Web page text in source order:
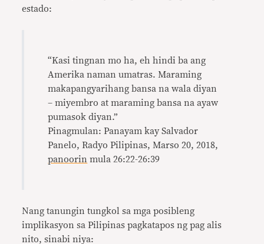
estado:
“Kasi tingnan mo ha, eh hindi ba ang
Amerika naman umatras. Maraming
makapangyarihang bansa na wala diyan
– miyembro at maraming bansa na ayaw
pumasok diyan.”
Pinagmulan: Panayam kay Salvador
Panelo, Radyo Pilipinas, Marso 20, 2018,
panoorin mula 26:22-26:39
Nang tanungin tungkol sa mga posibleng
implikasyon sa Pilipinas pagkatapos ng pag alis
nito, sinabi niya: